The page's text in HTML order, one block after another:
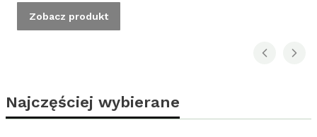
Zobacz produkt
Najczęściej wybierane